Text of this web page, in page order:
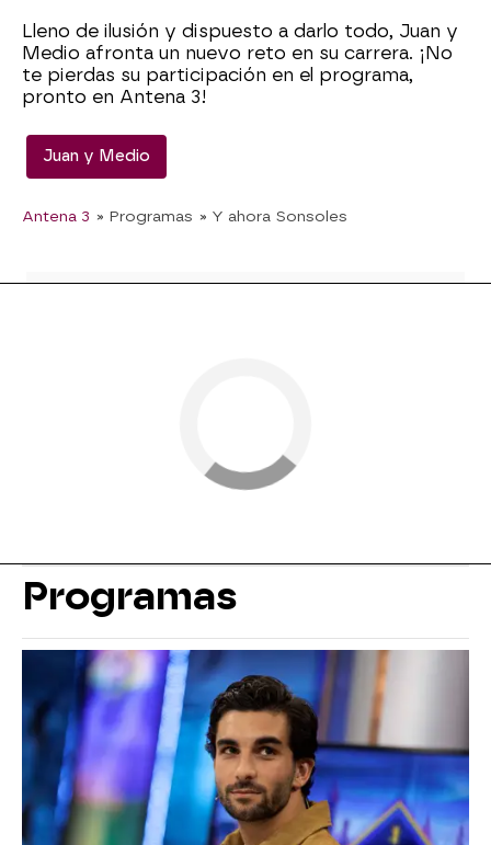
Lleno de ilusión y dispuesto a darlo todo, Juan y
Medio afronta un nuevo reto en su carrera. ¡No
te pierdas su participación en el programa,
pronto en Antena 3!
Juan y Medio
Antena 3 » Programas » Y ahora Sonsoles
Programas